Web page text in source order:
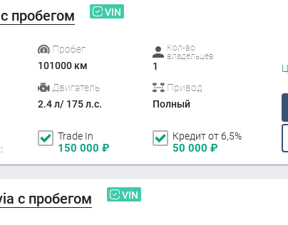
пробегом VIN
Пробег
101000 км
Кол-во
владельцев
1
Двигатель
2.4 л/ 175 л.с.
Привод
Полный
Trade In
150 000 ₽
Кредит от 6,5%
50 000 ₽
с пробегом VIN